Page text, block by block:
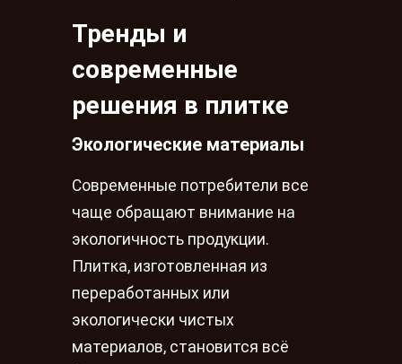
Тренды и
современные
решения в плитке
Экологические материалы
Современные потребители все
чаще обращают внимание на
экологичность продукции.
Плитка, изготовленная из
переработанных или
экологически чистых
материалов, становится всё